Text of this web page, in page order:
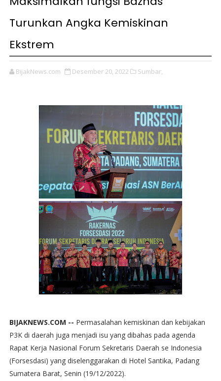
Turunkan Angka Kemiskinan
Ekstrem
BijakNews.com Desember 20, 2022 Sumbar,
BIJAKNEWS.COM -- Permasalahan kemiskinan dan kebijakan
P3K di daerah juga menjadi isu yang dibahas pada agenda
Rapat Kerja Nasional Forum Sekretaris Daerah se Indonesia
(Forsesdasi) yang diselenggarakan di Hotel Santika, Padang
Sumatera Barat, Senin (19/12/2022).